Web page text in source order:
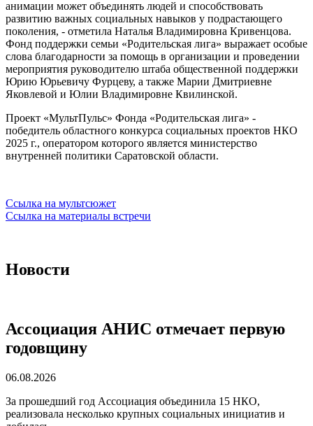
анимации может объединять людей и способствовать
развитию важных социальных навыков у подрастающего
поколения, - отметила Наталья Владимировна Кривенцова.
Фонд поддержки семьи «Родительская лига» выражает особые
слова благодарности за помощь в организации и проведении
мероприятия руководителю штаба общественной поддержки
Юрию Юрьевичу Фурцеву, а также Марии Дмитриевне
Яковлевой и Юлии Владимировне Квилинской.
Проект «МультПульс» Фонда «Родительская лига» -
победитель областного конкурса социальных проектов НКО
2025 г., оператором которого является министерство
внутренней политики Саратовской области.
Ссылка на мультсюжет
Ссылка на материалы встречи
Новости
Ассоциация АНИС отмечает первую
годовщину
06.08.2026
За прошедший год Ассоциация объединила 15 НКО,
реализовала несколько крупных социальных инициатив и